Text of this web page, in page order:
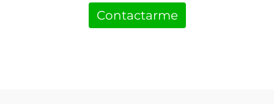
Contactarme